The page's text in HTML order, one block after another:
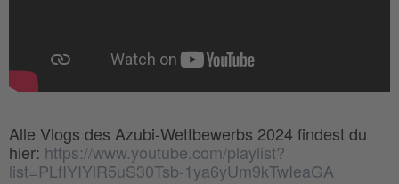
Alle Vlogs des Azubi-Wettbewerbs 2024 findest du
hier: https://www.youtube.com/playlist?
list=PLfIYIYlR5uS30Tsb-1ya6yUm9kTwIeaGA